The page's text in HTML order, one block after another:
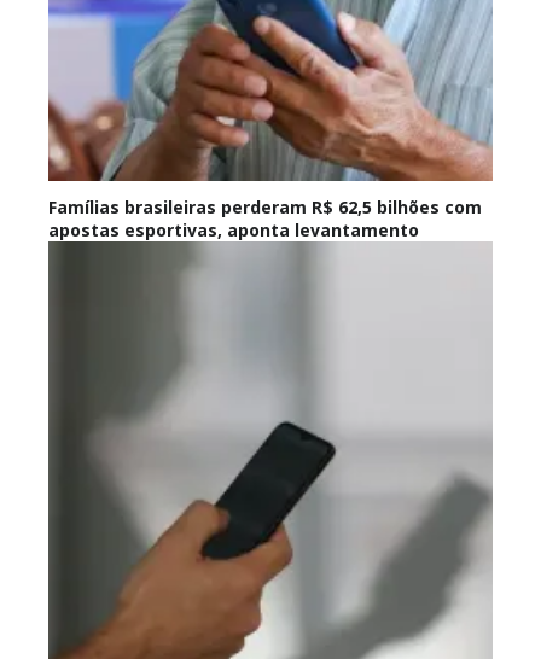
Famílias brasileiras perderam R$ 62,5 bilhões com
apostas esportivas, aponta levantamento